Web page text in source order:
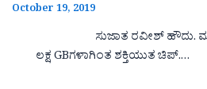
October 19, 2019
ಸುಜಾತ ರವೀಶ್ ಹೌದು.
ಲಕ್ಷ GBಗಳಾಗಿಂತ ಶಕ್ತಿಯುತ ಚಿಪ್.…